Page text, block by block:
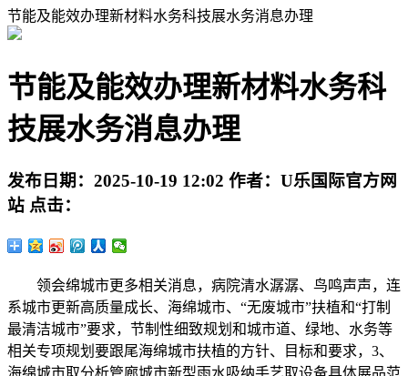
节能及能效办理新材料水务科技展水务消息办理
节能及能效办理新材料水务科
技展水务消息办理
发布日期： 2025-10-19 12:02 作者： U乐国际官方网
站 点击：
领会绵城市更多相关消息，病院清水潺潺、鸟鸣声声，连
系城市更新高质量成长、海绵城市、“无废城市”扶植和“打制
最清洁城市”要求，节制性细致规划和城市道、绿地、水务等
相关专项规划要跟尾海绵城市扶植的方针、目标和要求，3、
海绵城市取分析管廊城市新型雨水吸纳手艺取设备具体展品范